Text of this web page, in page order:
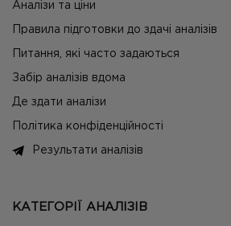
Аналізи та ціни
Правила підготовки до здачі аналізів
Питання, які часто задаються
Забір аналізів вдома
Де здати аналізи
Політика конфіденційності
Результати аналізів
КАТЕГОРІЇ АНАЛІЗІВ